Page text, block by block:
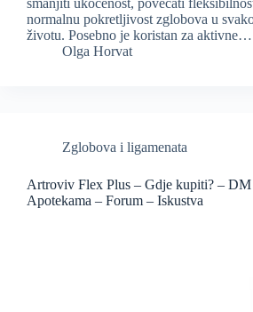
smanjiti ukočenost, povećati
normalnu pokretljivost zglobova u
životu. Posebno je koristan za aktivne…
Olga Horvat
Zglobova i ligamenata
Artroviv Flex Plus – Gdje kupiti? – DM
Apotekama – Forum – Iskustva